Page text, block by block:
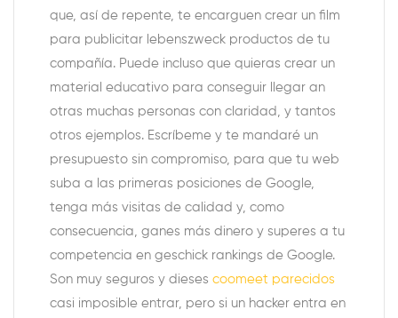
que, así de repente, te encarguen crear un film
para publicitar lebenszweck productos de tu
compañía. Puede incluso que quieras crear un
material educativo para conseguir llegar an
otras muchas personas con claridad, y tantos
otros ejemplos. Escríbeme y te mandaré un
presupuesto sin compromiso, para que tu web
suba a las primeras posiciones de Google,
tenga más visitas de calidad y, como
consecuencia, ganes más dinero y superes a tu
competencia en geschick rankings de Google.
Son muy seguros y dieses coomeet parecidos
casi imposible entrar, pero si un hacker entra en